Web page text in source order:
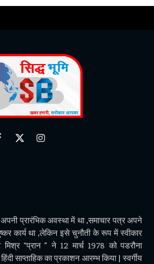
X
Instagram
प्रारंभिक अवस्था में था ,समाचार पत्र अपने
कार्य था ,लेकिन इसे चुनौती के रूप में स्वीकार
“प्रान ” ने 12 मार्च 1978 को पडरौना
साप्ताहिक का प्रकाशन आरम्भ किया | स्वर्गीय